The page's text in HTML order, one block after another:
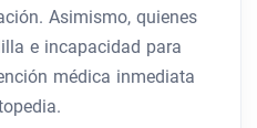
Asimismo, quienes
e incapacidad para
médica inmediata